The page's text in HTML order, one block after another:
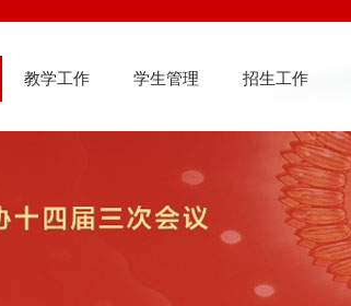
教学工作 学生管理 招生工作